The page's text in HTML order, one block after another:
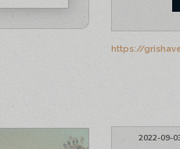
https://
2022-09-